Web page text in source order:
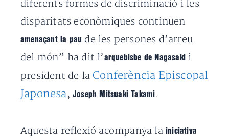
diferents formes de discriminació i les
disparitats econòmiques continuen
amenaçant la pau de les persones d’arreu
del món” ha dit l’ arquebisbe de Nagasaki i
president de laConferència Episcopal
Japonesa,Joseph Mitsuaki Takami.
Aquesta reflexió acompanya la iniciativa